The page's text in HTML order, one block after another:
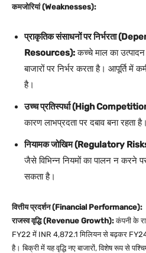
कमजोरियां (Weaknesses):
प्राकृतिक संसाधनों पर निर्भरता
Resources):कच्चे माल का उत्पादन
बाजारों पर निर्भर करता है। आपूर्ति में
है।
उच्च प्रतिस्पर्धा (High
कारण लाभप्रदता पर दबाव बना रहता है।
नियामक जोखिम (Regulatory
जैसे विभिन्न नियमों का पालन न करने
सकता है।
वित्तीय प्रदर्शन (Financial Performance):
राजस्व वृद्धि (Revenue Growth):कंपनी के
FY22 में INR 4,872.1 मिलियन से बढ़कर
है। बिक्री में यह वृद्धि नए बाजारों, विशेष रूप से